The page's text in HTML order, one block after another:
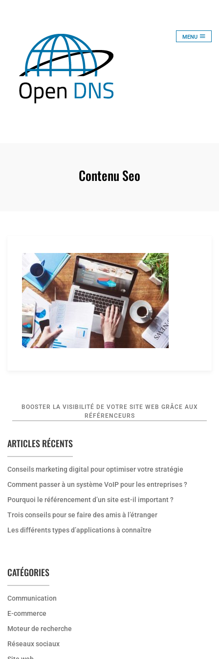
MENU
Contenu Seo
Navigation
de
BOOSTER LA VISIBILITÉ DE VOTRE SITE WEB GRÂCE AUX
RÉFÉRENCEURS
ARTICLES RÉCENTS
Conseils marketing digital pour optimiser votre stratégie
Comment passer à un système VoIP pour les entreprises ?
Pourquoi le référencement d’un site est-il important ?
Trois conseils pour se faire des amis à l’étranger
Les différents types d’applications à connaître
CATÉGORIES
Communication
E-commerce
Moteur de recherche
Réseaux sociaux